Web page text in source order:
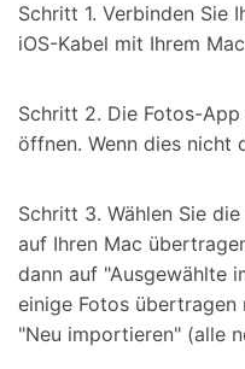
Schritt 1. Verbinden Sie
iOS-Kabel mit Ihrem
Schritt 2. Die Fotos-
öffnen. Wenn dies nicht
Schritt 3. Wählen Sie
auf Ihren Mac
dann auf "Ausgewählte
einige Fotos
"Neu importieren" (alle